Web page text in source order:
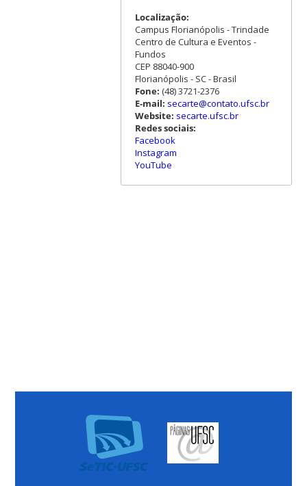
Localização:
Campus Florianópolis - Trindade
Centro de Cultura e Eventos -
Fundos
CEP 88040-900
Florianópolis - SC - Brasil
Fone: (48) 3721-2376
E-mail: secarte@contato.ufsc.br
Website: secarte.ufsc.br
Redes sociais:
Facebook
Instagram
YouTube